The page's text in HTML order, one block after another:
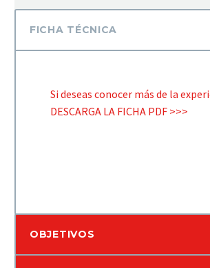
FICHA TÉCNICA
Si deseas conocer más de la
DESCARGA LA FICHA PDF >>>
OBJETIVOS